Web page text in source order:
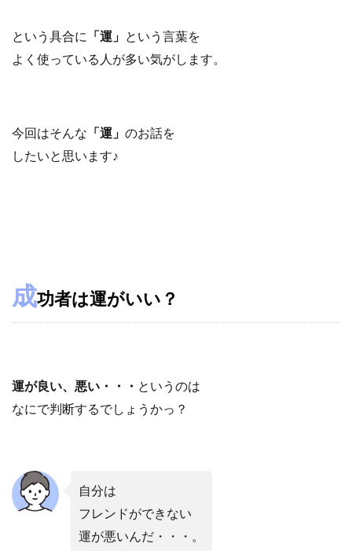
という具合に 「運」 という言葉を
よく使っている人が多い気がします。
今回はそんな 「運」 のお話を
したいと思います♪
成功者は運がいい？
運が良い、悪い・・・ というのは
なにで判断するでしょうかっ？
自分は
フレンドができない
運が悪いんだ・・・。